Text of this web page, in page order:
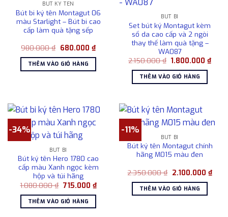
BÚT KÝ TÊN
Bút bi ký tên Montagut 06
màu Starlight – Bút bi cao
cấp làm quà tặng sếp
980.000₫ Giá
là:
980.000 ₫.
680.000 ₫Giá
tại
680.000 ₫.
THÊM VÀO GIỎ HÀNG
BÚT BI
Set bút ký Montagut kèm
sổ da cao cấp và 2 ngòi
thay thế làm quà tặng –
WA087
2.150.000₫ Giá
là:
2.150.000 ₫.
1.800.000₫Giá
THÊM VÀO GIỎ HÀNG
-34%
BÚT BI
Bút ký tên Hero 1780 cao
cấp màu Xanh ngọc kèm
hộp và túi hãng
1.080.000₫ Giá
là:
1.080.000 ₫.
715.000 ₫Giá
hiện
715.000 ₫.
THÊM VÀO GIỎ HÀNG
-11%
BÚT BI
Bút ký tên Montagut chính
hãng M015 màu đen
2.350.000₫ Giá
là:
2.350.000 ₫.
2.100.000 ₫Giá
hiện
THÊM VÀO GIỎ HÀNG